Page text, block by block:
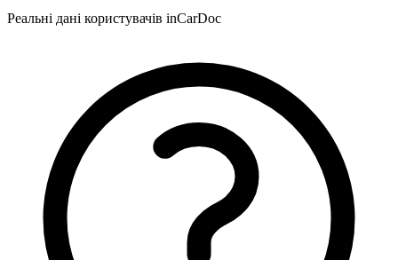
Реальні дані користувачів inCarDoc